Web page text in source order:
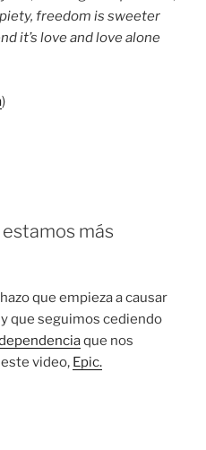
freedom is sweeter
it’s love and love alone
)
más
que empieza a causar
que seguimos cediendo
que nos
video, Epic.